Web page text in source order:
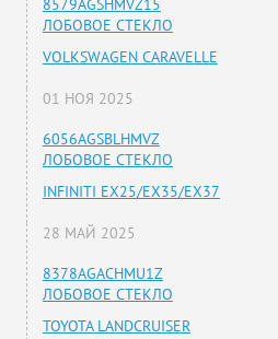
8579AGSHMVZ15
ЛОБОВОЕ СТЕКЛО
VOLKSWAGEN CARAVELLE
01 НОЯ 2025
6056AGSBLHMVZ
ЛОБОВОЕ СТЕКЛО
INFINITI EX25/EX35/EX37
28 МАЙ 2025
8378AGACHMU1Z
ЛОБОВОЕ СТЕКЛО
TOYOTA LANDCRUISER